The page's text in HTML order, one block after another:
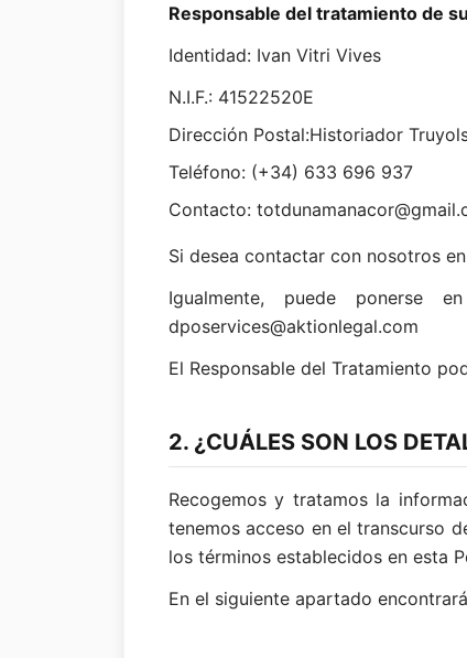
Responsable del tratamiento de
Identidad: Ivan Vitri Vives
N.I.F.: 41522520E
Dirección Postal:Historiador
Teléfono: (+34) 633 696 937
Contacto:
Si desea contactar con nosotros
Igualmente, puede ponerse
dposervices@aktionlegal.com
El Responsable del Tratamiento
2. ¿CUÁLES SON LOS
Recogemos y tratamos la
tenemos acceso en el transcurso
los términos establecidos en esta
En el siguiente apartado